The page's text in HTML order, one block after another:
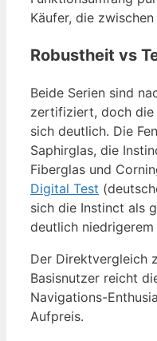
Käufer, die
Robustheit vs
Beide Serien sind
zertifiziert, doch die
sich deutlich. Die
Saphirglas, die
Fiberglas und
Digital Test
sich die Instinct als
deutlich niedrigerem
Der Direktvergleich
Basisnutzer reicht
Navigations-
Aufpreis.